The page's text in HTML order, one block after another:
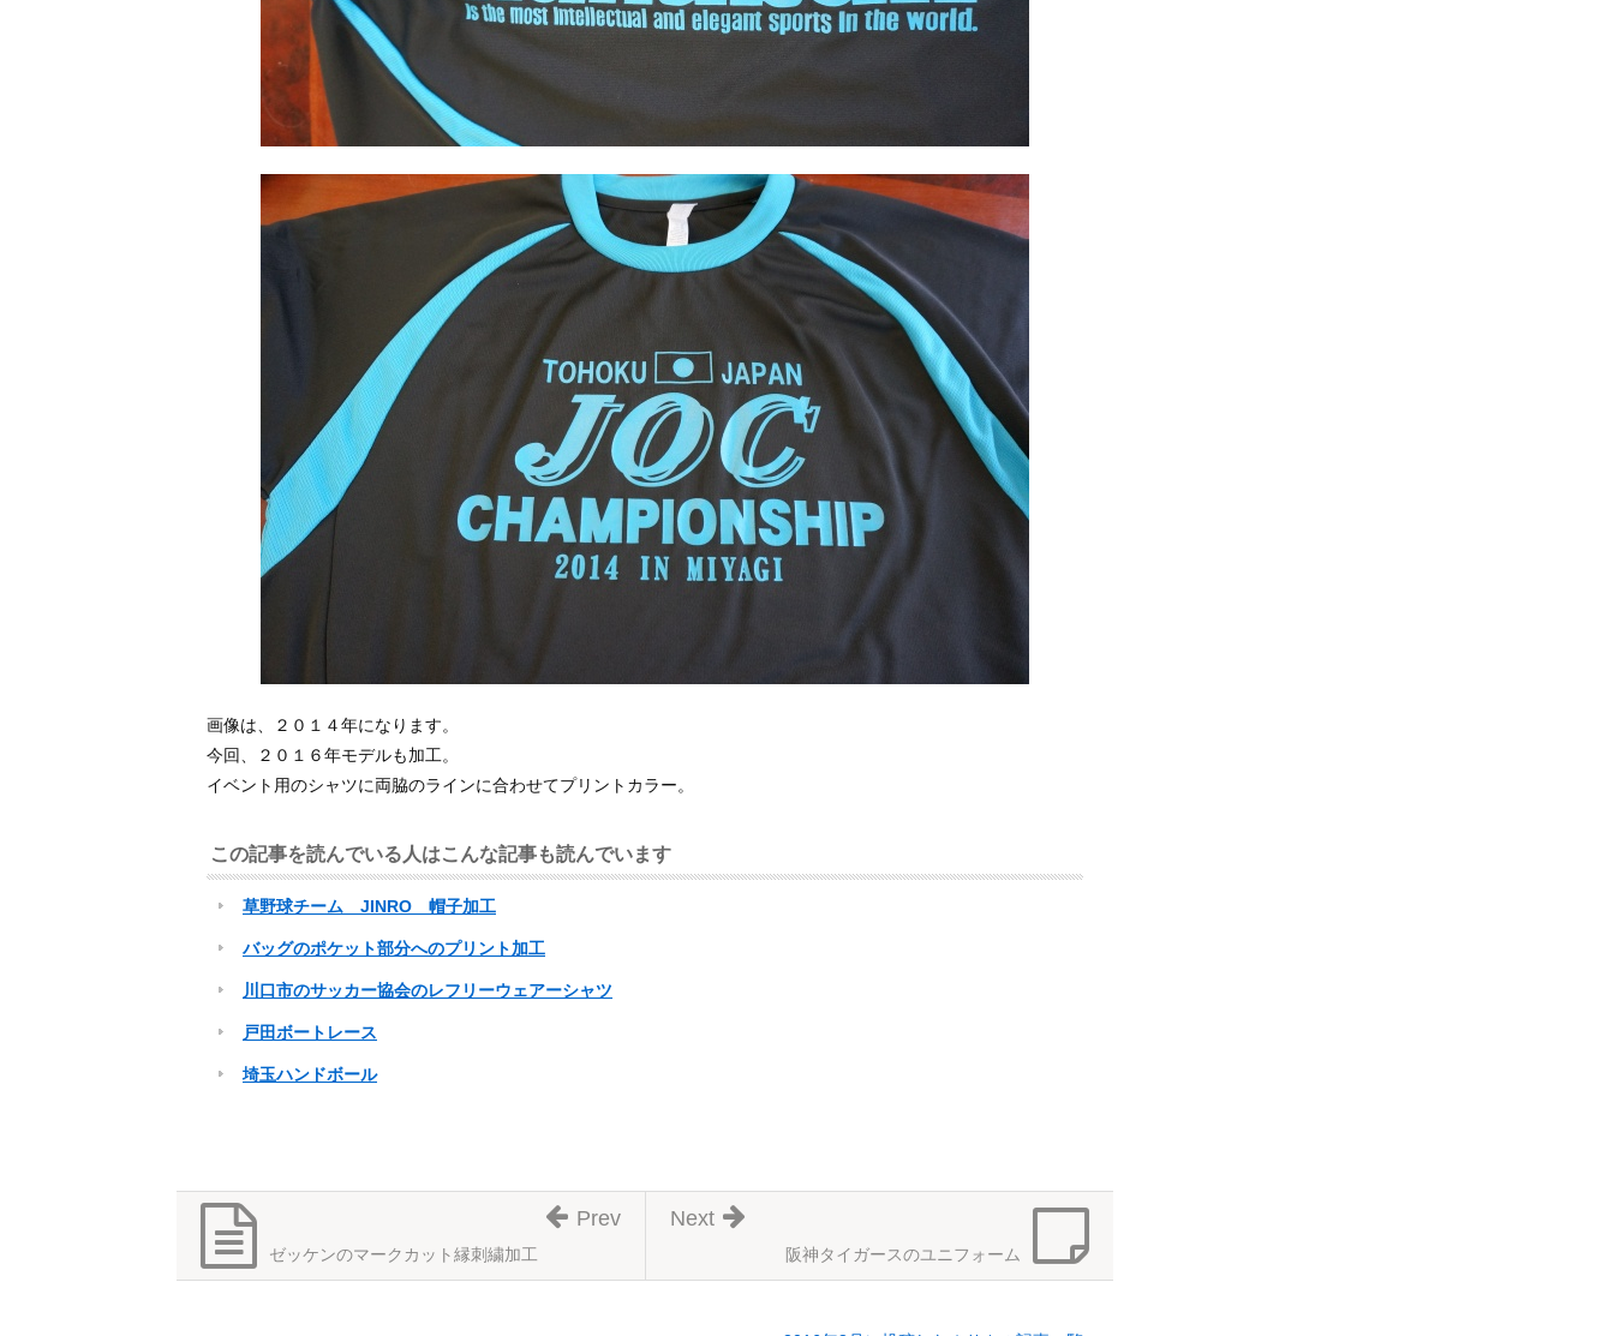
画像は、２０１４年になります。
今回、２０１６年モデルも加工。
イベント用のシャツに両脇のラインに合わせてプリントカラー。
この記事を読んでいる人はこんな記事も読んでいます
草野球チーム JINRO 帽子加工
バッグのポケット部分へのプリント加工
川口市のサッカー協会のレフリーウェアーシャツ
戸田ボートレース
埼玉ハンドボール
阪神タイガースのユニフォーム
Next
ゼッケンのマークカット縁刺繍加工
Prev